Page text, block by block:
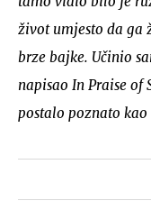
život umjesto da ga
brze bajke. Učinio
napisao In Praise of
postalo poznato